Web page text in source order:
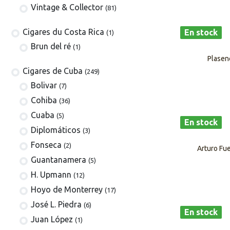
Vintage & Collector (81)
​​​Cigares du Costa Rica (1)
Brun del ré (1)
Cigares de Cuba (249)
​Bolivar (7)
Cohiba (36)
Cuaba (5)
Diplomáticos (3)
Fonseca (2)
Guantanamera (5)
H. Upmann (12)
Hoyo de Monterrey (17)
José L. Piedra (6)
Juan López (1)
En stock
En stock
Arturo
En stock